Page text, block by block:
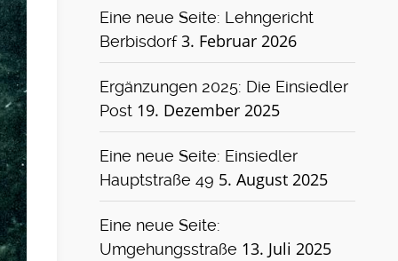
Eine neue Seite: Lehngericht
Berbisdorf 3. Februar 2026
Ergänzungen 2025: Die Einsiedler
Post 19. Dezember 2025
Eine neue Seite: Einsiedler
Hauptstraße 49 5. August 2025
Eine neue Seite:
Umgehungsstraße 13. Juli 2025